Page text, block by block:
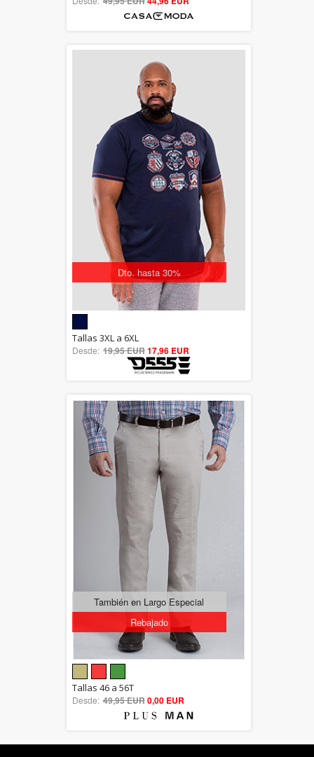
Dto. hasta 30%
5.00
out of 5
Tallas 3XL a 6XL
Desde: 19,95 EUR17,96 EUR
Rebajado
También en Largo Especial
5.00
out of 5
Tallas 46 a 56T
Desde: 49,95 EUR0,00 EUR